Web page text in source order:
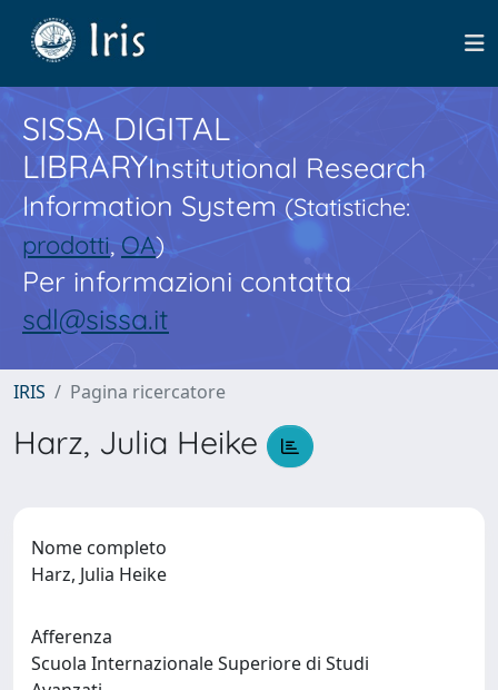
SISSA DIGITAL
LIBRARYInstitutional Research
Information System(Statistiche:
prodotti,OA)
Per informazioni contatta
sdl@sissa.it
IRIS Pagina ricercatore
Harz, Julia Heike
Nome completo
Harz, Julia Heike
Afferenza
Scuola Internazionale Superiore di Studi